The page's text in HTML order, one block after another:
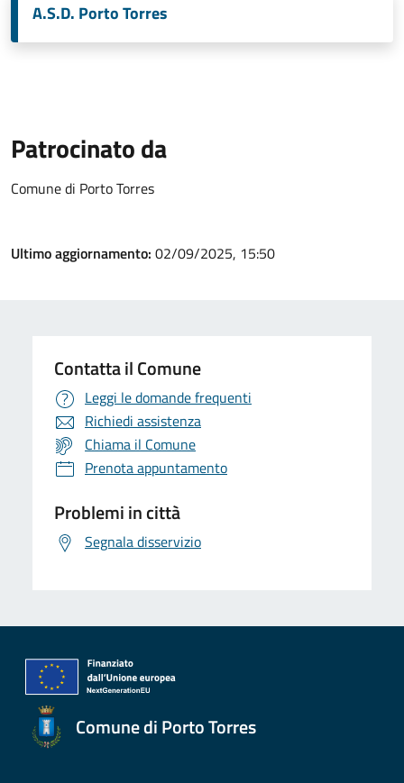
A.S.D. Porto Torres
Patrocinato da
Comune di Porto Torres
Ultimo aggiornamento: 02/09/2025, 15:50
Contatta il Comune
Leggi le domande frequenti
Richiedi assistenza
Chiama il Comune
Prenota appuntamento
Problemi in città
Segnala disservizio
Comune di Porto Torres